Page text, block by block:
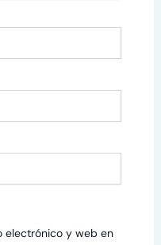
electrónico y web en